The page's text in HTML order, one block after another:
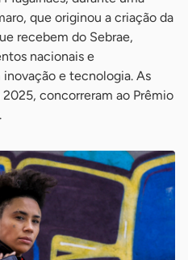
que originou a criação da
recebem do Sebrae,
nacionais e
e tecnologia. As
concorreram ao Prêmio